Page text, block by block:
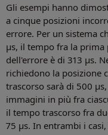
Gli esempi hanno
a cinque posizioni
errore. Per un sistema
µs, il tempo fra la prima
dell'errore è di 313 μs.
richiedono la posizione
trascorso sarà di 500
immagini in più fra
il tempo trascorso fra
75 µs. In entrambi i